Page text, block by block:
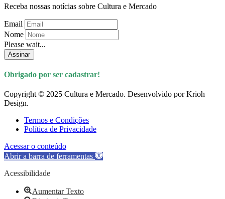
Receba nossas notícias sobre Cultura e Mercado
Email
Nome
Please wait...
Assinar
Obrigado por ser cadastrar!
Copyright © 2025 Cultura e Mercado. Desenvolvido por Krioh
Design.
Termos e Condições
Política de Privacidade
Acessar o conteúdo
Abrir a barra de ferramentas
Acessibilidade
Aumentar Texto